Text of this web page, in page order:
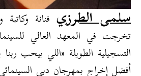
سلمى الطرزي فنانة
تخرجت في المعهد العالي
التسجيلية الطويلة «اللي بيحب